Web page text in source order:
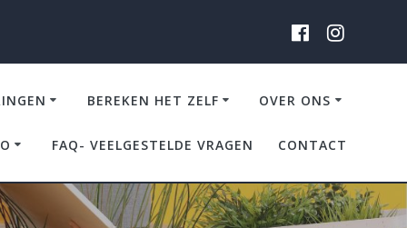
BEREKEN HET ZELF OVER ONS
FAQ- VEELGESTELDE VRAGEN CONTACT